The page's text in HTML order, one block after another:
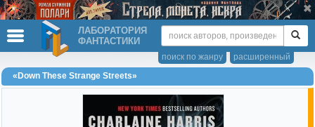
ЛАБОРАТОРИЯ
ФАНТАСТИКИ
расширенный
поиск по жанру
«Down These Strange Streets»